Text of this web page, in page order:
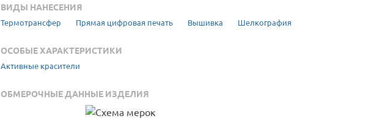
ВИДЫ НАНЕСЕНИЯ
Термотрансфер Прямая цифровая печать Вышивка Шелкография
ОСОБЫЕ ХАРАКТЕРИСТИКИ
Активные красители
ОБМЕРОЧНЫЕ ДАННЫЕ ИЗДЕЛИЯ